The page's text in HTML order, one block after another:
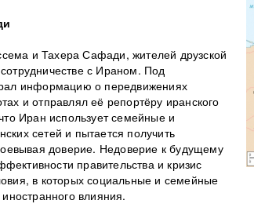
и Тахера Сафади, жителей друзской
с Ираном. Под
информацию о передвижениях
и отправлял её репортёру иранского
Иран использует семейные и
сетей и пытается получить
доверие. Недоверие к будущему
правительства и кризис
в которых социальные и семейные
влияния.